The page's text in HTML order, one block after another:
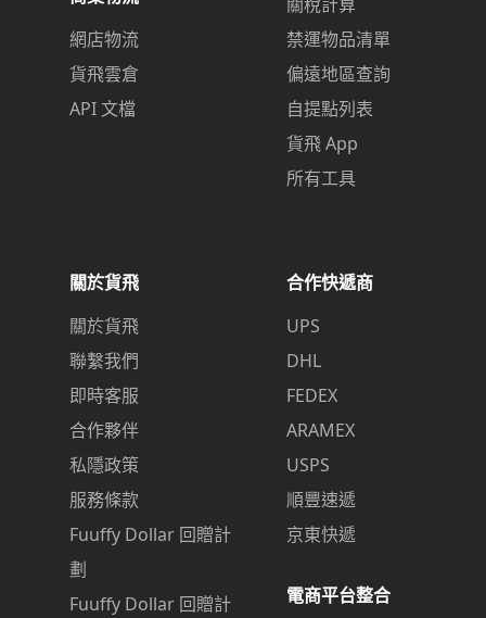
網店物流
貨飛雲倉
API 文檔
禁運物品清單
偏遠地區查詢
自提點列表
貨飛 App
所有工具
關於貨飛
關於貨飛
聯繫我們
即時客服
合作夥伴
私隱政策
服務條款
Fuuffy Dollar 回贈計
劃
Fuuffy Dollar 回贈計
合作快遞商
UPS
DHL
FEDEX
ARAMEX
USPS
順豐速遞
京東快遞
電商平台整合